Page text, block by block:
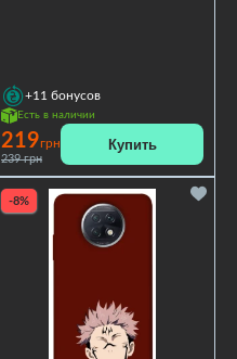
+11 бонусов
Есть в наличии
219грн
239 грн
Купить
-8%